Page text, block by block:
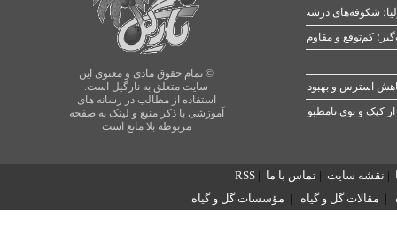
© تمام حقوق مادی و معنوی این
سایت متعلق به نارگیل است.
استفاده از مطالب در رسانه های
آموزشی با ذکر منبع و لینک به صفحه
مربوطه بلا مانع است
شکوفه‌های درشت در بهار
کپک و بوی نامطبوع
| نقشه سایت | تماس با ما |
RSS
| مقالات گل و گیاه | مؤسسات گل و گیاه